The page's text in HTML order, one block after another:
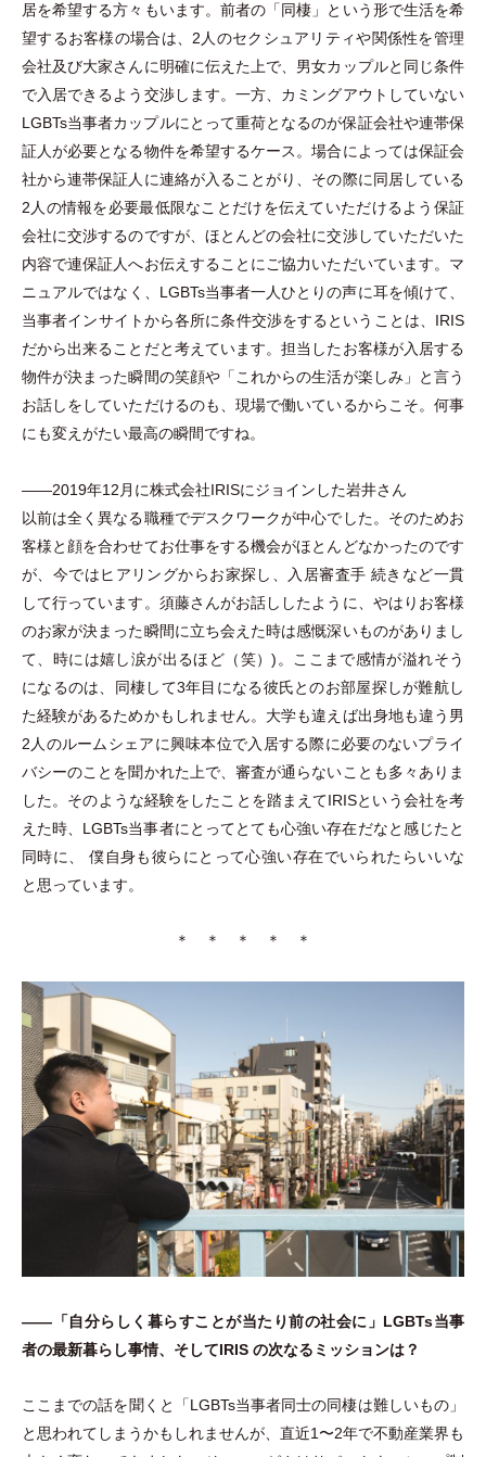
居を希望する方々もいます。前者の 「同棲 」 という形で生活を希
望するお客様の場合は、2人のセクシュアリティや関係性を管理
会社及び大家さんに明確に伝えた上で、男女カップルと同じ条件
で入居できるよう交渉します。一方、カミングアウトしていない
LGBTs当事者カップルにとって重荷となるのが保証会社や連帯保
証人が必要となる物件を希望するケース。場合によっては保証会
社から連帯保証人に連絡が入ることがり、その際に同居している
2人の情報を必要最低限なことだけを伝えていただけるよう保証
会社に交渉するのですが、ほとんどの会社に交渉していただいた
内容で連保証人へお伝えすることにご協力いただいています。マ
ニュアルではなく、LGBTs当事者一人ひとりの声に耳を傾けて、
当事者インサイトから各所に条件交渉をするということは、IRIS
だから出来ることだと考えています。担当したお客様が入居する
物件が決まった瞬間の笑顔や「これからの生活が楽しみ 」
と言う
お話しをしていただけるのも、現場で働いているからこそ。何事
にも変えがたい最高の瞬間ですね。
――2019年12月に株式会社IRISにジョインした岩井さん
以前は全く異なる職種でデスクワークが中心でした。そのためお
客様と顔を合わせてお仕事をする機会がほとんどなかったのです
が、今ではヒアリングからお家探し、入居審査手 続きなど一貫
して行っています。須藤さんがお話ししたように、やはりお客様
のお家が決まった瞬間に立ち会えた時は感慨深いものがありまし
て、時には嬉し涙が出るほど （笑）)。ここまで感情が溢れそう
になるのは、同棲して3年目になる彼氏とのお部屋探しが難航し
た経験があるためかもしれません。大学も違えば出身地も違う男
2人のルームシェアに興味本位で入居する際に必要のないプライ
バシーのことを聞かれた上で、審査が通らないことも多々ありま
した。そのような経験をしたことを踏まえてIRISという会社を考
えた時、LGBTs当事者にとってとても心強い存在だなと感じたと
同時に、 僕自身も彼らにとって心強い存在でいられたらいいな
と思っています。
＊ ＊ ＊ ＊ ＊
―― 「自分らしく暮らすことが当たり前の社会に 」 LGBTs当事
者の最新暮らし事情、そしてIRIS の次なるミッションは？
ここまでの話を聞くと 「LGBTs当事者同士の同棲は難しいもの 」
と思われてしまうかもしれませんが、直近1〜2年で不動産業界も